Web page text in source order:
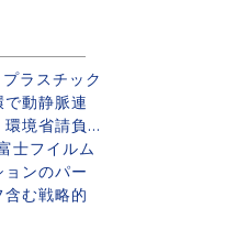
ラスチック
動静脈連
境省請負...
士フイルム
ンのパー
む戦略的